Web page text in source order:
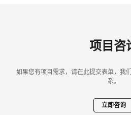
项目咨
如果您有项目需求，请在此提交表单，我
系。
立即咨询